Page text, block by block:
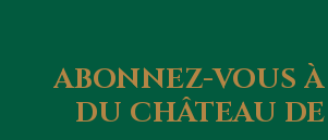
ABONNEZ-VOUS À
DU CHÂTEAU DE